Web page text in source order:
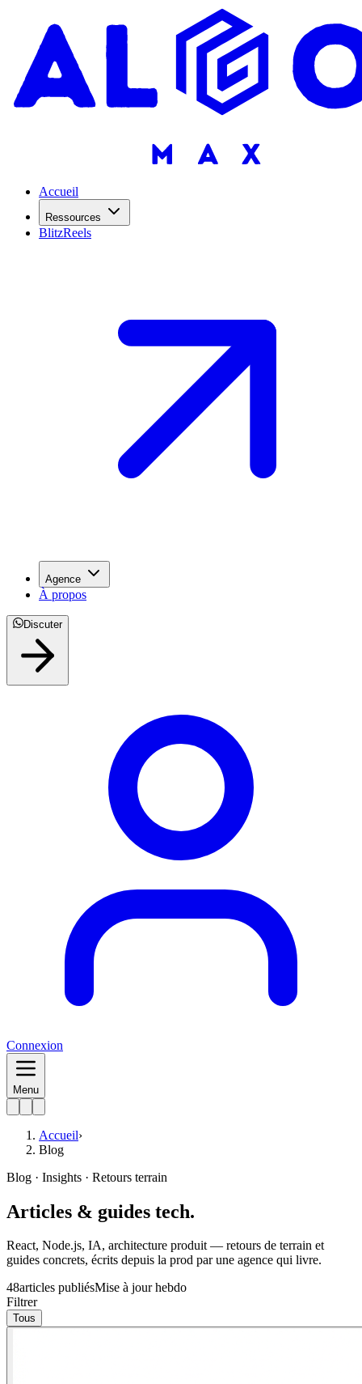
Accueil
Ressources
BlitzReels
Agence
À propos
Discuter
Connexion
Menu
Accueil›
Blog
Blog · Insights · Retours terrain
Articles & guides tech.
React, Node.js, IA, architecture produit — retours de terrain et
guides concrets, écrits depuis la prod par une agence qui livre.
48articles publiésMise à jour hebdo
Filtrer
Tous